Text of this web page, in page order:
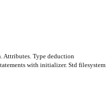
Attributes. Type deduction
with initializer. Std filesystem